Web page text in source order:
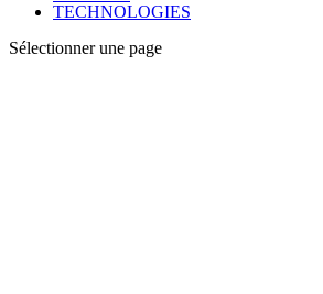
TECHNOLOGIES
Sélectionner une page